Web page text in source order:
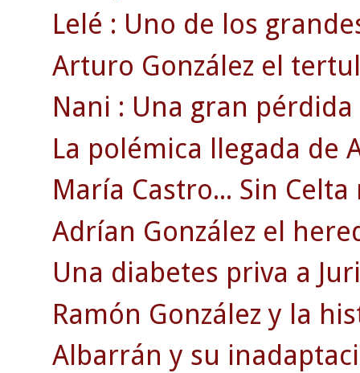
Lelé : Uno de los
Arturo González el
Nani : Una gran
La polémica llegada de
María Castro... Sin
Adrían González el
Una diabetes priva a
Ramón González y la
Albarrán y su